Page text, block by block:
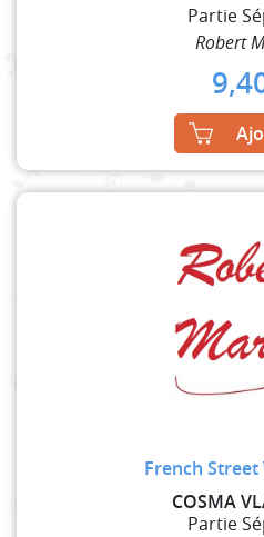
Partie
Robert
French Street
COSMA
Partie